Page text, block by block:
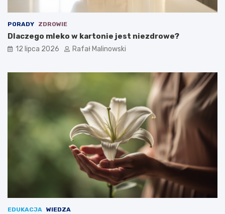
PORADY ZDROWIE
Dlaczego mleko w kartonie jest niezdrowe?
12 lipca 2026 Rafał Malinowski
EDUKACJA WIEDZA